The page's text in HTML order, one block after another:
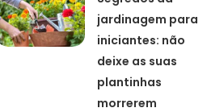
jardinagem para
iniciantes: não
deixe as suas
plantinhas
morrerem